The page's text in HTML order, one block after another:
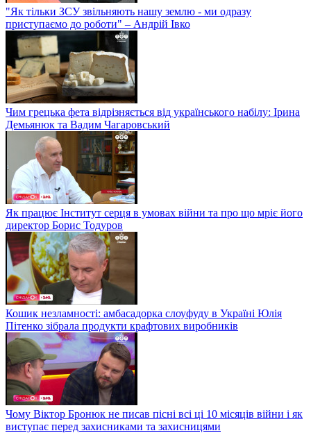
"Як тільки ЗСУ звільняють нашу землю - ми одразу
приступаємо до роботи" – Андрій Івко
Чим грецька фета відрізняється від українського набілу: Ірина
Демьянюк та Вадим Чагаровський
Як працює Інститут серця в умовах війни та про що мріє його
директор Борис Тодуров
Кошик незламності: амбасадорка слоуфуду в Україні Юлія
Пітенко зібрала продукти крафтових виробників
Чому Віктор Бронюк не писав пісні всі ці 10 місяців війни і як
виступає перед захисниками та захисницями